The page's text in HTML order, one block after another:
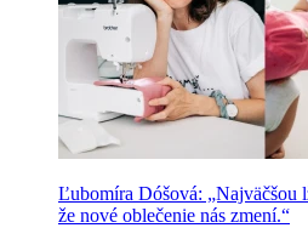
Ľubomíra Dóšová: „Najväčšou
že nové oblečenie nás zmení.“